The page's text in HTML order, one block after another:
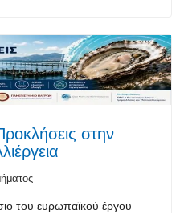
στην
του ευρωπαϊκού έργου